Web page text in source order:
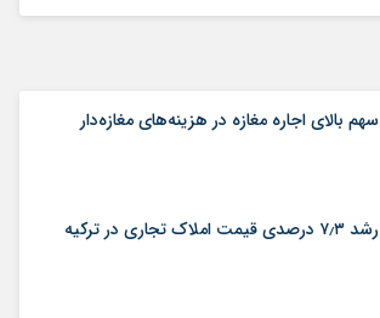
سهم بالای اجاره‌‌ مغازه در هزینه‌‌های مغازه‌‌دار
رشد ۷٫۳ درصدی قیمت‌ املاک تجاری در ترکیه